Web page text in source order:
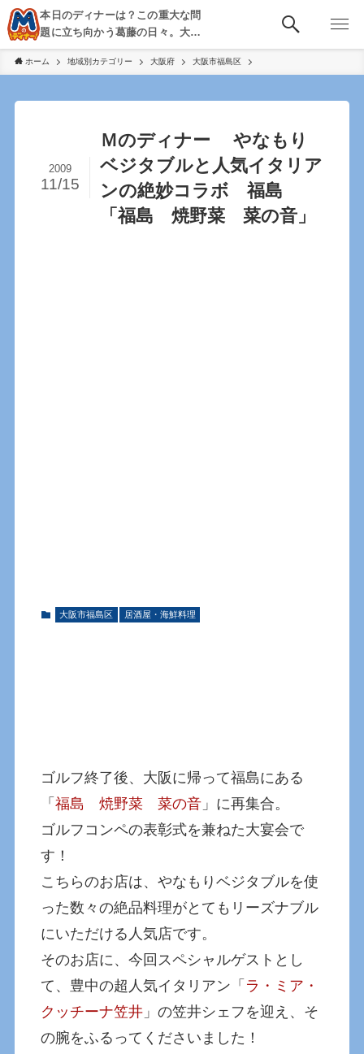
本日のディナーは？この重大な問
題に立ち向かう葛藤の日々。大
阪・京都・神戸を中心とした食べ
歩き、飲み歩きを綴る。
ホーム 地域別カテゴリー 大阪府 大阪市福島区
Ｍのディナー やなもり
ベジタブルと人気イタリア
ンの絶妙コラボ 福島
「福島 焼野菜 菜の音」
2009
11/15
大阪市福島区 居酒屋・海鮮料理
ゴルフ終了後、大阪に帰って福島にある
「福島 焼野菜 菜の音 」に再集合。
ゴルフコンペの表彰式を兼ねた大宴会で
す！
こちらのお店は、やなもりベジタブルを使
った数々の絶品料理がとてもリーズナブル
にいただける人気店です。
そのお店に、今回スペシャルゲストとし
て、豊中の超人気イタリアン「 ラ・ミア・
クッチーナ笠井 」の笠井シェフを迎え、そ
の腕をふるってくださいました！